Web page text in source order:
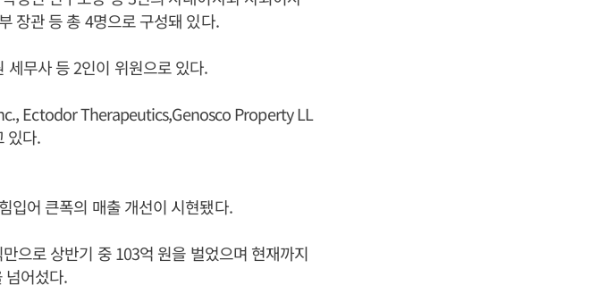
장관 등 총 4명으로 구성돼 있다.
무사 등 2인이 위원으로 있다.
Ectodor Therapeutics,Genosco Property LL
있다.
입어 큰폭의 매출 개선이 시현됐다.
으로 상반기 중 103억 원을 벌었으며 현재까지
넘어섰다.